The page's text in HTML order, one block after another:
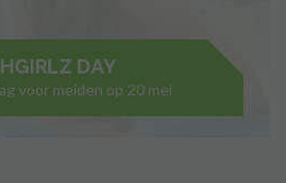
DAY
voor meiden op 20 mei